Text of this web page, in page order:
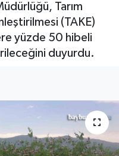
Tarım
(TAKE)
yüzde 50 hibeli
duyurdu.